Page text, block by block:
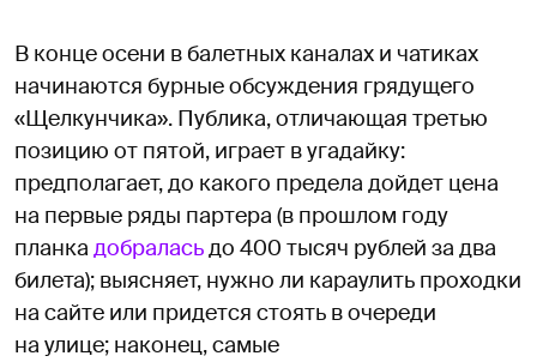
В конце осени в балетных каналах и чатиках
начинаются бурные обсуждения грядущего
«Щелкунчика». Публика, отличающая третью
позицию от пятой, играет в угадайку:
предполагает, до какого предела дойдет цена
на первые ряды партера (в прошлом году
планка добраласьдо 400 тысяч рублей за два
билета); выясняет, нужно ли караулить проходки
на сайте или придется стоять в очереди
на улице; наконец, самые